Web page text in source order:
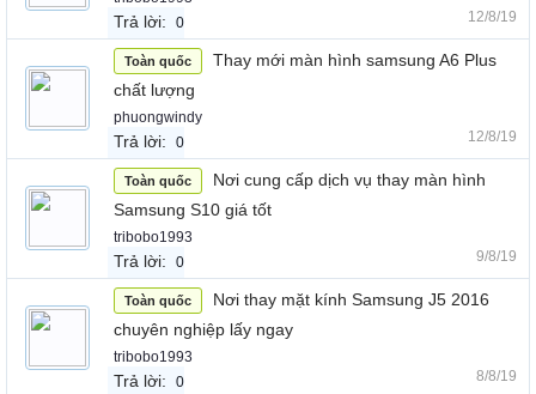
Trả lời: 0 12/8/19
Toàn quốc
Thay mới màn hình samsung A6 Plus
chất lượng
phuongwindy
Trả lời: 0 12/8/19
Toàn quốc
Nơi cung cấp dịch vụ thay màn hình
Samsung S10 giá tốt
tribobo1993
Trả lời: 0 9/8/19
Toàn quốc
Nơi thay mặt kính Samsung J5 2016
chuyên nghiệp lấy ngay
tribobo1993
Trả lời: 0 8/8/19